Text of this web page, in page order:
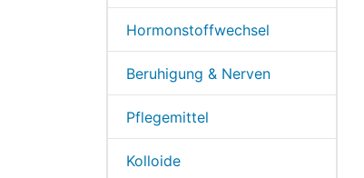
Hormonstoffwechsel
Beruhigung & Nerven
Pflegemittel
Kolloide